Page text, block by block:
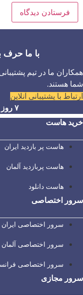
با ما
همکاران ما در تیم
شما هستند.
ارتباط با پشتیبانی آنلاین
۷ روز هفته × ۲۴ ساعت روز
خرید هاست
هاست پر بازدید ایران
هاست پربازدید آلمان
هاست دانلود
سرور اختصاصی
سرور اختصاصی ایران
سرور اختصاصی آلمان
سرور اختصاصی
سرور مجازی